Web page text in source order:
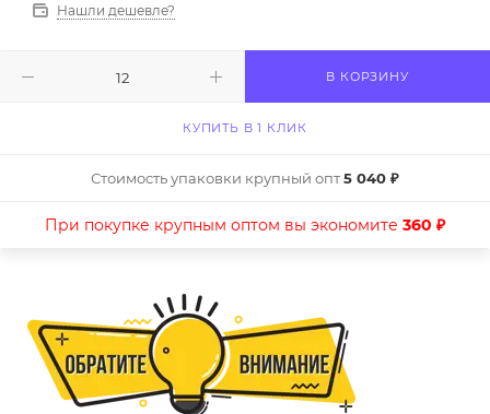
Нашли дешевле?
В КОРЗИНУ
КУПИТЬ В 1 КЛИК
Стоимость упаковки крупный опт5 040 ₽
При покупке крупным оптом вы экономите 360 ₽